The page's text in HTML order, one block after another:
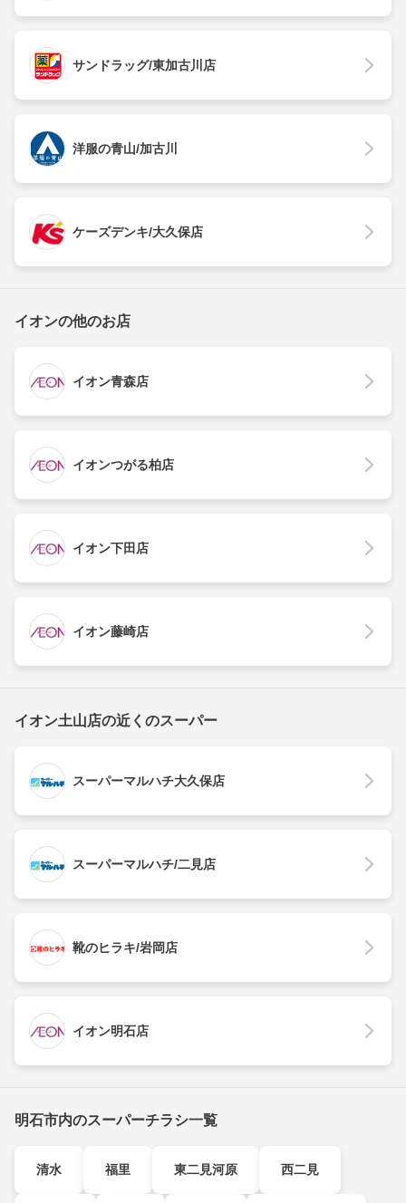
サンドラッグ/東加古川店
洋服の青山/加古川
ケーズデンキ/大久保店
イオンの他のお店
イオン青森店
イオンつがる柏店
イオン下田店
イオン藤崎店
イオン土山店の近くのスーパー
スーパーマルハチ大久保店
スーパーマルハチ/二見店
靴のヒラキ/岩岡店
イオン明石店
明石市内のスーパーチラシ一覧
清水 福里 東二見河原 西二見